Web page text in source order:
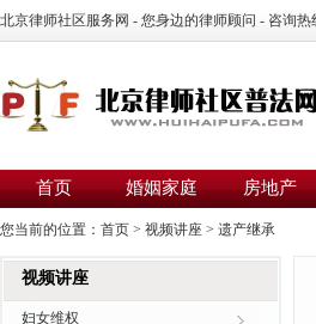
北京律师社区服务网 - 您身边的律师顾问 - 咨询热
首页 婚姻家庭 房地产
您当前的位置： 首页 > 视频讲座 > 遗产继承
视频讲座
妇女维权